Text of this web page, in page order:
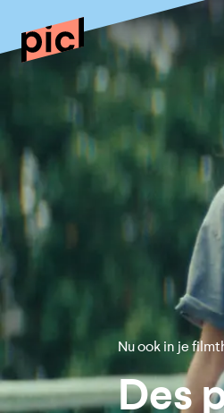
Nu ook in je
Des